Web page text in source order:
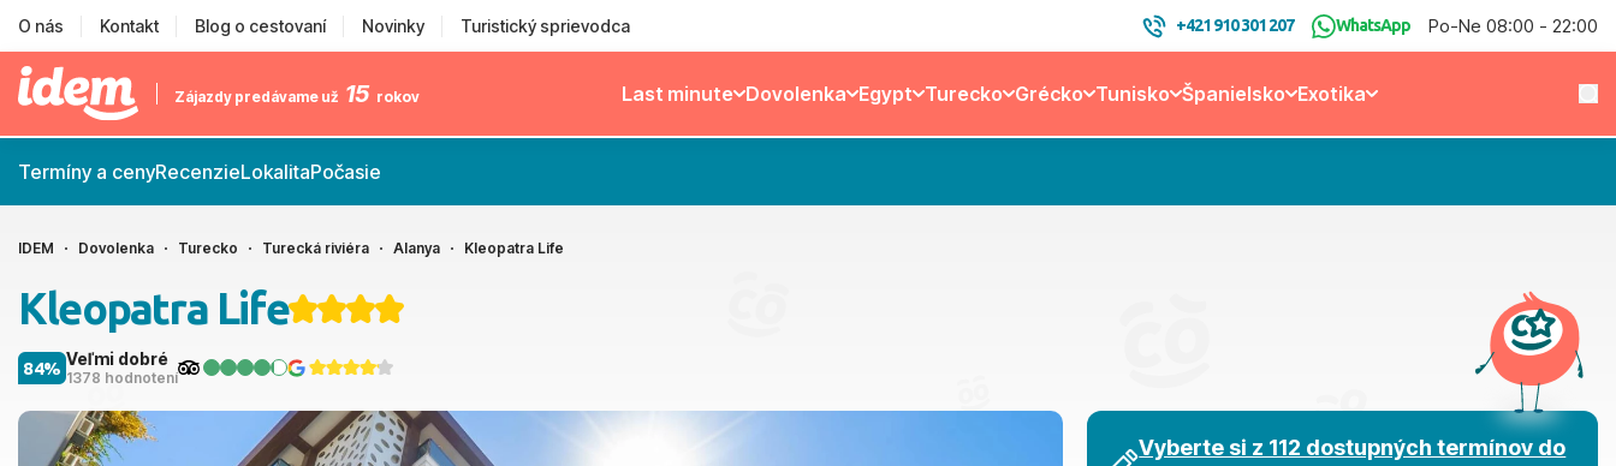
O nás Kontakt Blog o cestovaní Novinky Turistický sprievodca +421 910 301 207 WhatsApp Po-Ne 08:00 - 22:00
Zájazdy predávame už 15 rokov Last minute Dovolenka Egypt Turecko Grécko Tunisko Španielsko Exotika
Termíny a cenyRecenzieLokalitaPočasie
IDEM Dovolenka Turecko Turecká riviéra Alanya Kleopatra Life
Kleopatra Life
Veľmi dobré
1378 hodnotení
84%
Vyberte si z 112 dostupných termínov do